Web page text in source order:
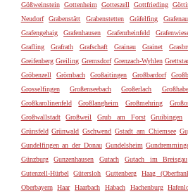
Gößweinstein Gottenheim Gotteszell Gottfrieding
Neudorf
Grabenstätt Grabenstetten Gräfelfing Grafenau
Grafengehaig
Grafenhausen Grafenrheinfeld
Grafling
Grafrath Grafschaft Grainau Grainet
Greifenberg Greiling Gremsdorf Grenzach-Wyhlen
Gröbenzell
Grömbach Großaitingen Großbardorf
Grosselfingen
Großenseebach Großerlach
Großkarolinenfeld
Großlangheim Großmehring
Großwallstadt
Großweil Grub am Forst Gruibingen
Grünsfeld Grünwald Gschwend Gstadt am Chiemsee
Gundelfingen an der Donau Gundelsheim
Günzburg
Gunzenhausen Gutach Gutach im Breisgau
Gutenzell-Hürbel
Gütersloh Guttenberg Haag
Oberbayern
Haar Haarbach Habach Hachenburg